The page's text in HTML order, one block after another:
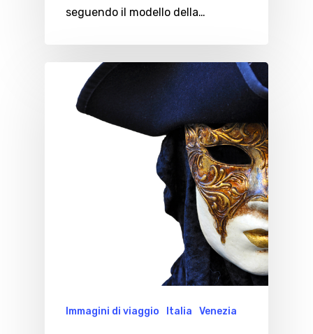
seguendo il modello della…
Immagini di viaggio Italia Venezia